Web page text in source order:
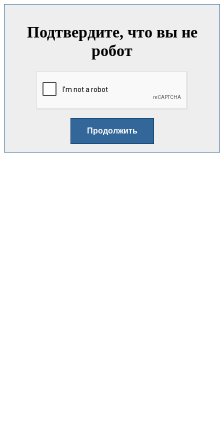
Подтвердите, что вы не
робот
Продолжить